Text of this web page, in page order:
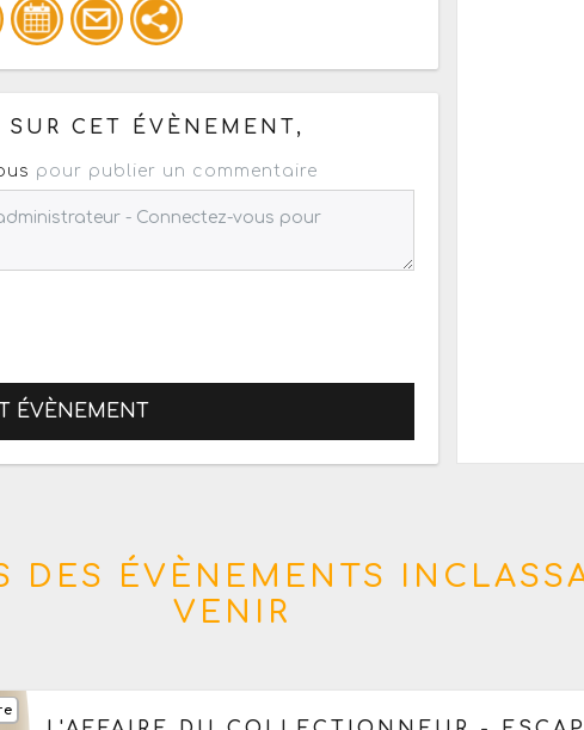
un : mail / forum / réseau social
CET ÉVÈNEMENT,
pour publier un commentaire
ÉVÈNEMENT
DES ÉVÈNEMENTS
VENIR
Du samedi 4 juillet au samedi 29 août 2026
à partir de